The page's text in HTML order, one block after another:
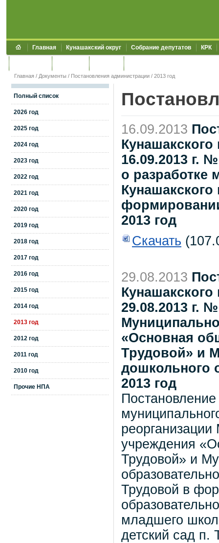
Главная Кунашакский округ Собрание депутатов КРК
Главная / Документы / Постановления администрации / 2013 год
Полный список
2026 год
2025 год
2024 год
2023 год
2022 год
2021 год
2020 год
2019 год
2018 год
2017 год
2016 год
2015 год
2014 год
2013 год
2012 год
2011 год
2010 год
Прочие НПА
16.09.2013
16.09.2013 г.
о разработке
2013 год
Скачать
29.08.2013
29.08.2013 г.
«Основная
Трудовой» и
дошкольного
2013 год
реорганизации
учреждения
Трудовой» и
Трудовой в
младшего
детский сад п.